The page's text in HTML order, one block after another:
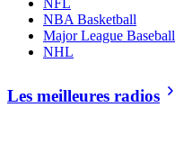
NFL
NBA Basketball
Major League Baseball
NHL
Les meilleures radios